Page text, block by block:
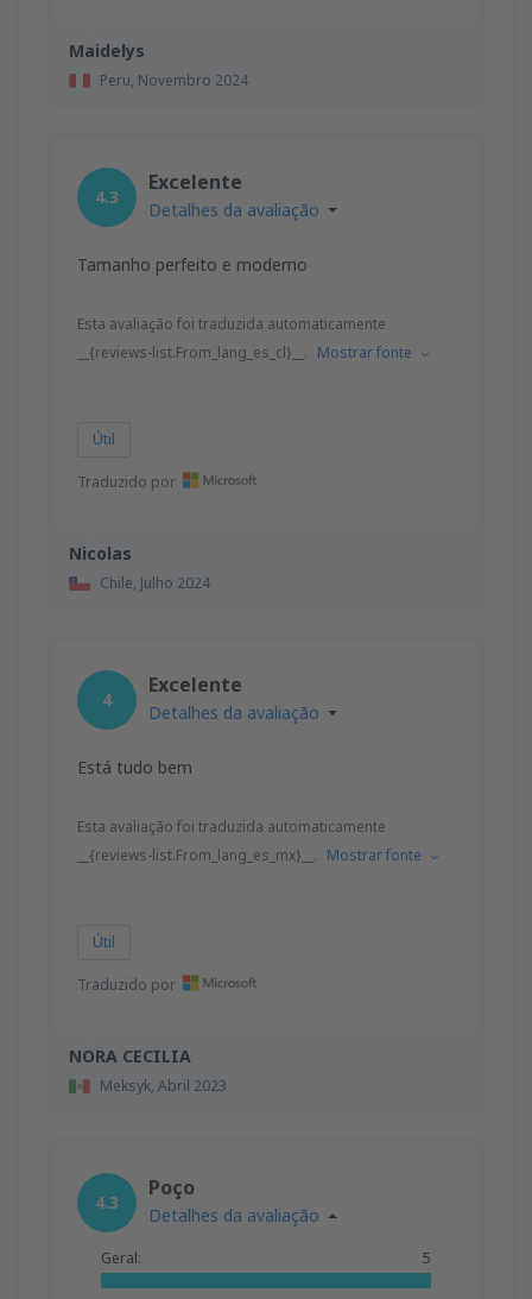
Maidelys
Peru, Novembro 2024
Nicolas
Chile, Julho 2024
4.3
Excelente
Detalhes da avaliação
Tamanho perfeito e moderno
Esta avaliação foi traduzida automaticamente
__{reviews-list.From_lang_es_cl}__. Mostrar fonte
Útil
Traduzido por
NORA CECILIA
Meksyk, Abril 2023
4
Excelente
Detalhes da avaliação
Está tudo bem
Esta avaliação foi traduzida automaticamente
__{reviews-list.From_lang_es_mx}__. Mostrar fonte
Útil
Traduzido por
4.3
Poço
Detalhes da avaliação
Geral: 5